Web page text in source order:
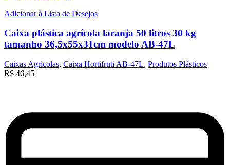
Adicionar à Lista de Desejos
Caixa plástica agrícola laranja 50 litros 30 kg
tamanho 36,5x55x31cm modelo AB-47L
Caixas Agricolas, Caixa Hortifruti AB-47L, Produtos Plásticos
R$ 46,45